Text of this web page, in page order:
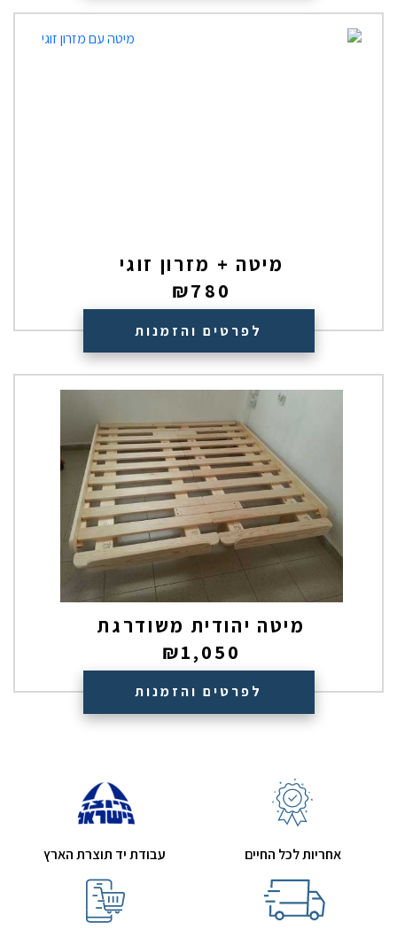
מיטה + מזרון זוגי
₪780
לפרטים והזמנות
מיטה יהודית משודרגת
₪1,050
לפרטים והזמנות
אחריות לכל החיים עבודת יד תוצרת הארץ